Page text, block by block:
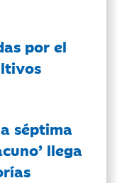
por el
séptima
llega